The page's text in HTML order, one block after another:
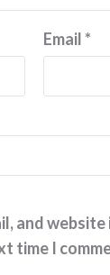
Email*
and website
time I